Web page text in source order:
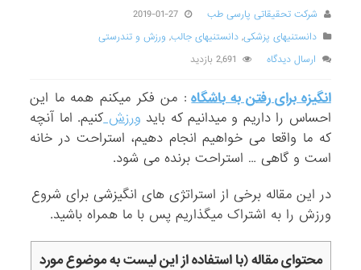
شرکت تحقیقاتی پارسی طب
2019-01-27
دانستنیهای پزشکی,دانستنیهای جالب, ورزش و تندرستی
ارسال دیدگاه
2,691 بازدید
انگیزه برای رفتن به باشگاه : من فکر میکنم همه ما این
احساس را داریم و میدانیم که باید ورزشکنیم. اما آنچه
که ما واقعا می خواهیم انجام دهیم، استراحت در خانه
است و گاهی … استراحت برنده می شود.
در این مقاله برخی از استراتژی های انگیزشی برای شروع
ورزش را به اشتراک میگذاریم پس با ما همراه باشید.
محتوای مقاله (با استفاده از این لیست به موضوع مورد